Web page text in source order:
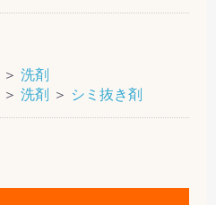
＞ 洗剤
＞ 洗剤 ＞ シミ抜き剤